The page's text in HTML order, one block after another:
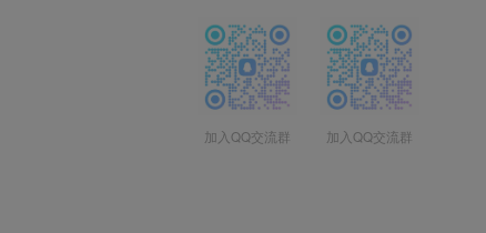
加入QQ交流群 加入QQ交流群